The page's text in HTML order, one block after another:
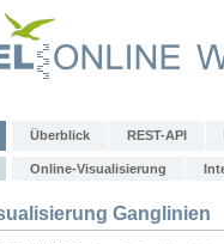
Überblick REST-API
Online-Visualisierung
Ganglinien